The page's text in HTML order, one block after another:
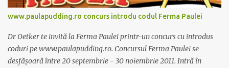
www.paulapudding.ro concurs introdu codul Ferma Paulei
Dr Oetker te invită la Ferma Paulei printr-un concurs cu introdus
coduri pe www.paulapudding.ro. Concursul Ferma Paulei se
desfășoară între 20 septembrie - 30 noiembrie 2011. Intră în